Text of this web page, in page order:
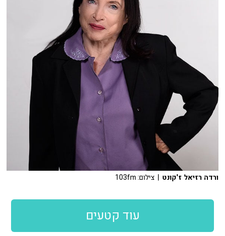
ורדה רזיאל ז'קונט | צילום: 103fm
עוד קטעים